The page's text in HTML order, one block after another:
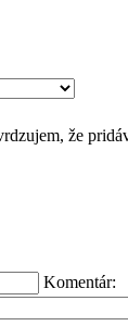
že
Komentár: